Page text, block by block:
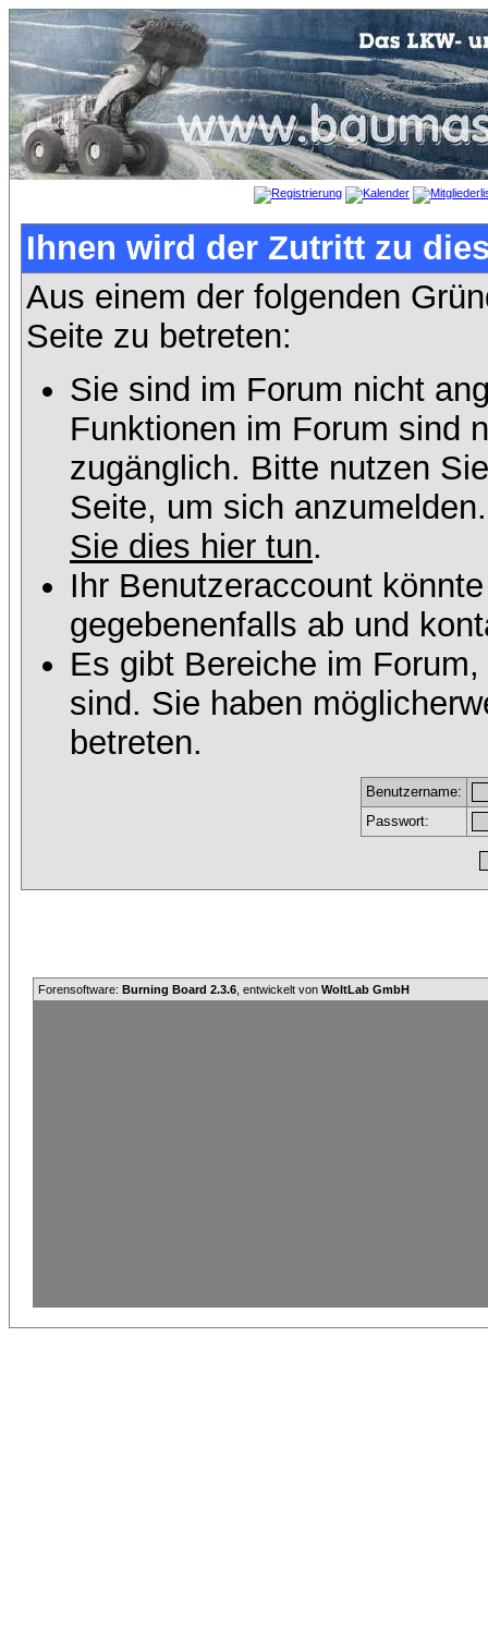
Ihnen wird der Zutritt zu
Aus einem der folgenden
Seite zu betreten:
Sie sind im Forum nicht
Funktionen im Forum sind
zugänglich. Bitte nutzen
Seite, um sich
Sie dies hier tun.
Ihr Benutzeraccount
gegebenenfalls ab und
Es gibt Bereiche im
sind. Sie haben
betreten.
Benutzername:
Passwort:
Forensoftware: Burning Board 2.3.6 , entwickelt von WoltLab GmbH